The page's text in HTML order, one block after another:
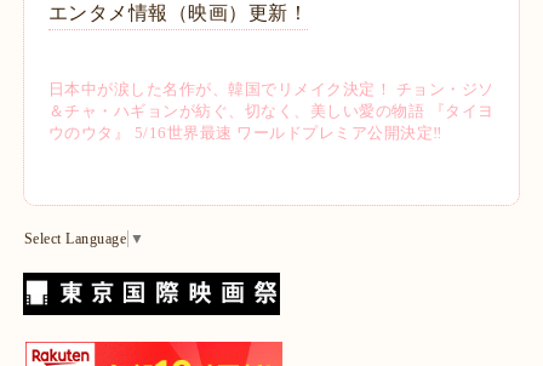
エンタメ情報（映画）更新！
日本中が涙した名作が、韓国でリメイク決定！ チョン・ジソ
＆チャ・ハギョンが紡ぐ、切なく、美しい愛の物語 『タイヨ
ウのウタ』 5/16世界最速 ワールドプレミア公開決定‼
Select Language ▼